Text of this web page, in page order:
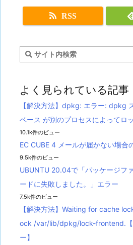
RSS
よく見られている記事
【解決方法】dpkg: エラー: dpkg
ベース が別のプロセスによってロ
10.1k件のビュー
EC CUBE 4 メールが届かない場合
9.5k件のビュー
UBUNTU 20.04で「パッケージフ
ードに失敗しました。」エラー
7.5k件のビュー
【解決方法】Waiting for cache
ock /var/lib/dpkg/lock-frontend.【
ー】